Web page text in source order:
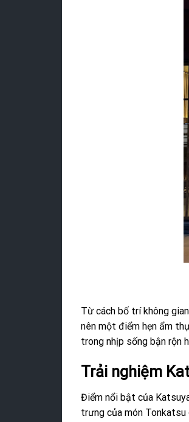
Từ cách bố trí không
nên một điểm hẹn ẩm
trong nhịp sống bận rộn
Trải nghiệm
Điểm nổi bật của
trưng của món Tonkatsu